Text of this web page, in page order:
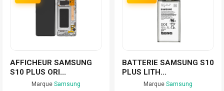
AFFICHEUR SAMSUNG
S10 PLUS ORI...
Marque Samsung
BATTERIE SAMSUNG S10
PLUS LITH...
Marque Samsung